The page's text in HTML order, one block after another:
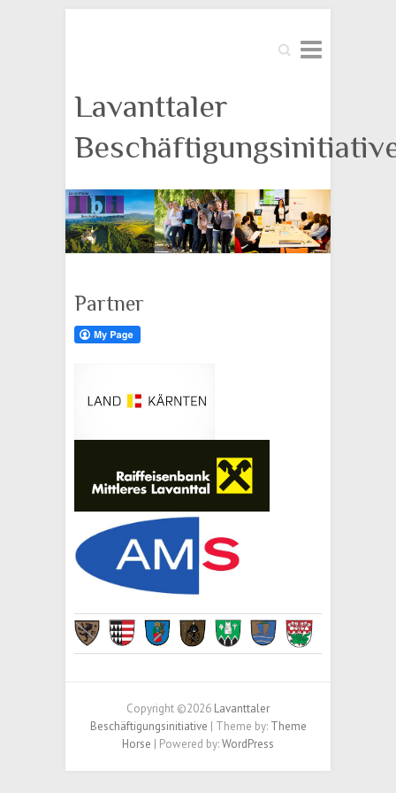
Suche
Lavanttaler
Partner
Copyright ©2026 Lavanttaler
Beschäftigungsinitiative | Theme by: Theme
Horse | Powered by:WordPress